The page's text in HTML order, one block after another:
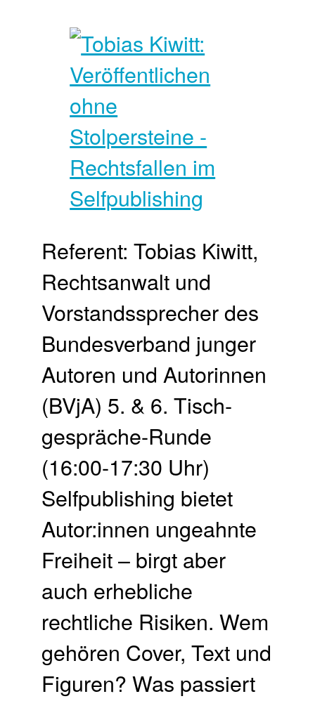
Referent: Tobias Kiwitt,
Rechtsanwalt und
Vorstandssprecher des
Bundesverband junger
Autoren und Autorinnen
(BVjA) 5. & 6. Tisch­
gespräche-Runde
(16:00-17:30 Uhr)
Selfpublishing bietet
Autor:innen ungeahnte
Freiheit – birgt aber
auch erhebliche
rechtliche Risiken. Wem
gehören Cover, Text und
Figuren? Was passiert